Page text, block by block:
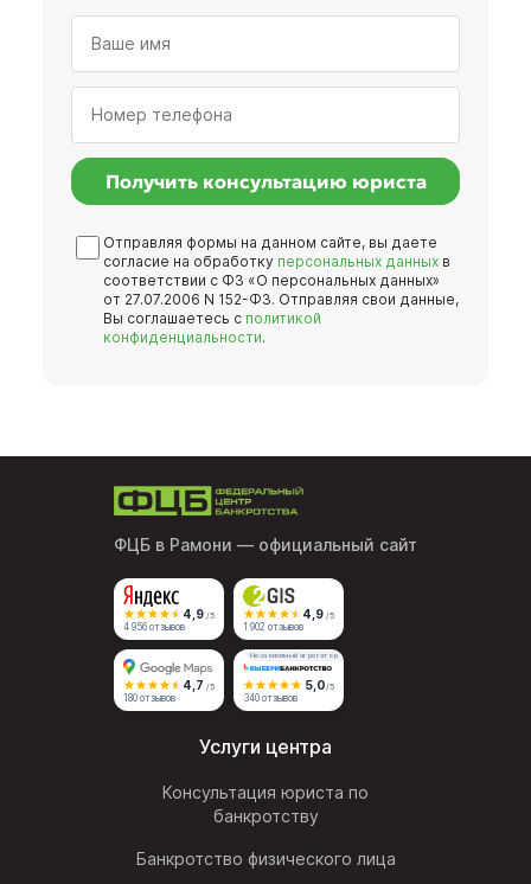
Получить консультацию юриста
Отправляя формы на данном сайте, вы даете
согласие на обработку персональных данных в
соответствии с ФЗ «О персональных данных»
от 27.07.2006 N 152-ФЗ. Отправляя свои данные,
Вы соглашаетесь с политикой
конфиденциальности.
ФЦБ в Рамони — официальный сайт
4,9 /5
4 956 отзывов
4,9 /5
1 902 отзывов
4,7 /5
180 отзывов
Независимый агрегатор
5,0/5
340 отзывов
Услуги центра
Консультация юриста по
банкротству
Банкротство физического лица